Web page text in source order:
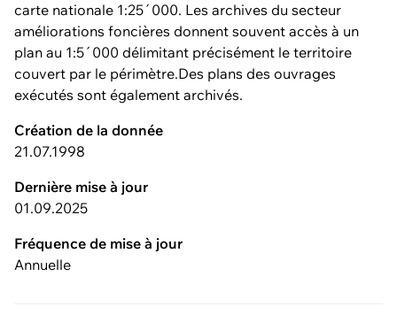
carte nationale 1:25´000. Les archives du secteur
améliorations foncières donnent souvent accès à un
plan au 1:5´000 délimitant précisément le territoire
couvert par le périmètre.Des plans des ouvrages
exécutés sont également archivés.
Création de la donnée
21.07.1998
Dernière mise à jour
01.09.2025
Fréquence de mise à jour
Annuelle